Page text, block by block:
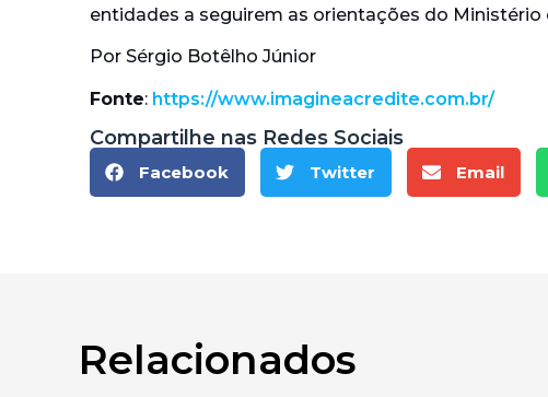
entidades a seguirem as orientações do Ministério
Por Sérgio Botêlho Júnior
Fonte: https://www.imagineacredite.com.br/
Compartilhe nas Redes Sociais
Facebook Twitter Email
Relacionados